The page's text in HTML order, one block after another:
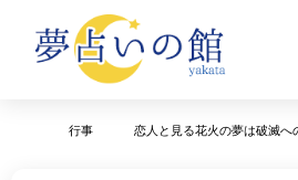
行事 恋人と見る花火の夢は破滅